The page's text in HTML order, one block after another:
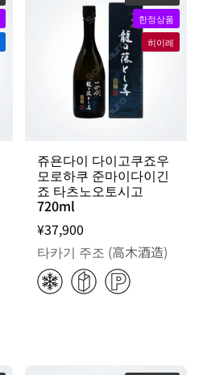
쥬욘다이 다이고쿠죠우
모로하쿠 준마이다이긴
죠 타츠노오토시고
720ml
¥37,900
타카기 주조 (高木酒造)
한정상품
히이레